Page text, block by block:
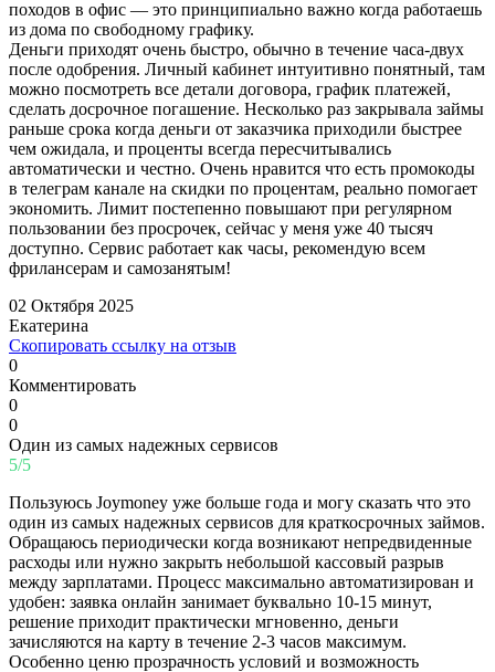
походов в офис — это принципиально важно когда работаешь
из дома по свободному графику.
Деньги приходят очень быстро, обычно в течение часа-двух
после одобрения. Личный кабинет интуитивно понятный, там
можно посмотреть все детали договора, график платежей,
сделать досрочное погашение. Несколько раз закрывала займы
раньше срока когда деньги от заказчика приходили быстрее
чем ожидала, и проценты всегда пересчитывались
автоматически и честно. Очень нравится что есть промокоды
в телеграм канале на скидки по процентам, реально помогает
экономить. Лимит постепенно повышают при регулярном
пользовании без просрочек, сейчас у меня уже 40 тысяч
доступно. Сервис работает как часы, рекомендую всем
фрилансерам и самозанятым!
02 Октября 2025
Екатерина
Скопировать ссылку на отзыв
0
Комментировать
0
0
Один из самых надежных сервисов
5/5
Пользуюсь Joymoney уже больше года и могу сказать что это
один из самых надежных сервисов для краткосрочных займов.
Обращаюсь периодически когда возникают непредвиденные
расходы или нужно закрыть небольшой кассовый разрыв
между зарплатами. Процесс максимально автоматизирован и
удобен: заявка онлайн занимает буквально 10-15 минут,
решение приходит практически мгновенно, деньги
зачисляются на карту в течение 2-3 часов максимум.
Особенно ценю прозрачность условий и возможность